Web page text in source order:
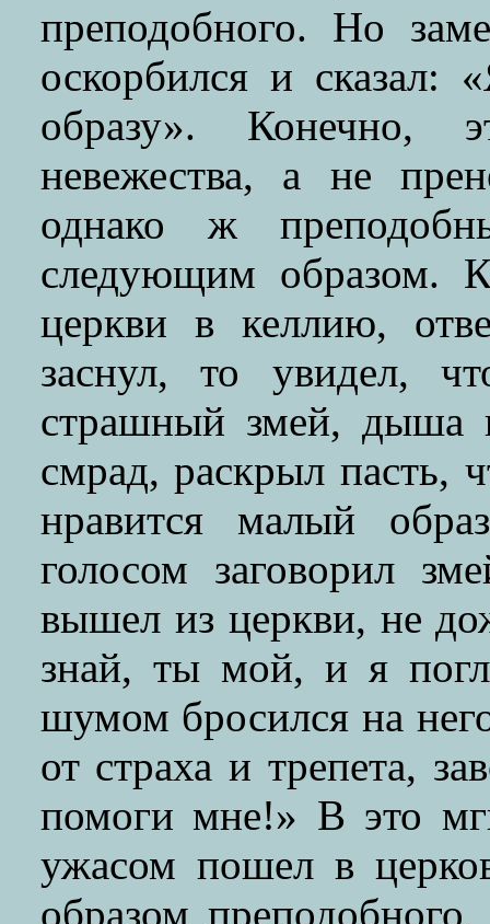
преподобного. Но
оскорбился и сказал:
образу». Конечно,
невежества, а не
однако ж
следующим образом.
церкви в келлию,
заснул, то увидел,
страшный змей, дыша
смрад, раскрыл пасть,
нравится малый
голосом заговорил
вышел из церкви, не
знай, ты мой, и я
шумом бросился на
от страха и трепета,
помоги мне!» В это
ужасом пошел в
образом